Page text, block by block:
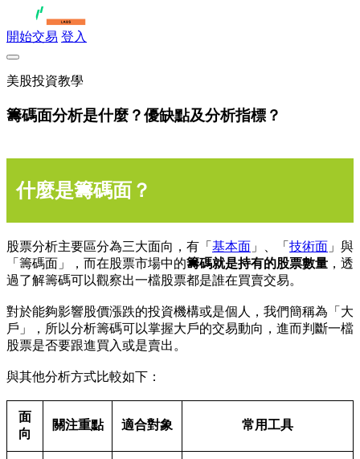
開始交易 登入
美股投資教學
籌碼面分析是什麼？優缺點及分析指標？
什麼是籌碼面？
股票分析主要區分為三大面向，有「 基本面 」、「 技術面 」與
「籌碼面」，而在股票市場中的籌碼就是持有的股票數量 ，透
過了解籌碼可以觀察出一檔股票都是誰在買賣交易。
對於能夠影響股價漲跌的投資機構或是個人，我們簡稱為「大
戶」，所以分析籌碼可以掌握大戶的交易動向，進而判斷一檔
股票是否要跟進買入或是賣出。
與其他分析方式比較如下：
面
向
關注重點 適合對象 常用工具